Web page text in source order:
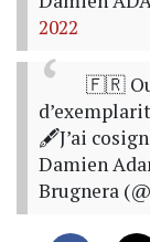
2022
🇫🇷
🖋J’ai
Damien
Brugnera